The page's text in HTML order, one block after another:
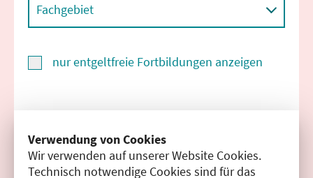
Verwendung von Cookies
Wir verwenden auf unserer Website Cookies.
Technisch notwendige Cookies sind für das
Fachgebiet
nur entgeltfreie Fortbildungen anzeigen
Filter zurücksetzen